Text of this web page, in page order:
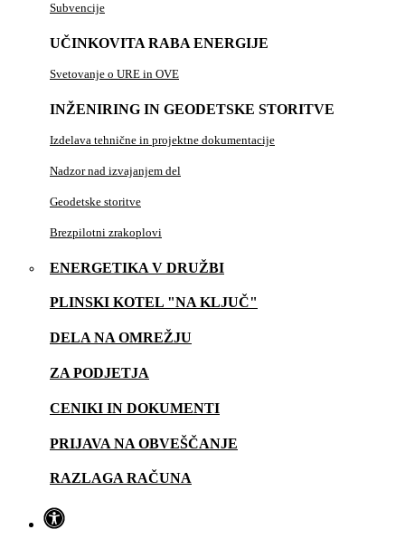
Subvencije
UČINKOVITA RABA ENERGIJE
Svetovanje o URE in OVE
INŽENIRING IN GEODETSKE STORITVE
Izdelava tehnične in projektne dokumentacije
Nadzor nad izvajanjem del
Geodetske storitve
Brezpilotni zrakoplovi
ENERGETIKA V DRUŽBI
PLINSKI KOTEL "NA KLJUČ"
DELA NA OMREŽJU
ZA PODJETJA
CENIKI IN DOKUMENTI
PRIJAVA NA OBVEŠČANJE
RAZLAGA RAČUNA